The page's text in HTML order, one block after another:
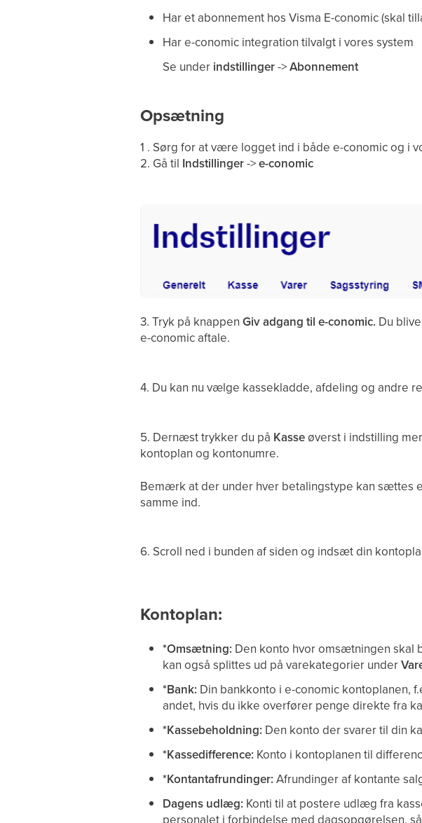
Har et abonnement hos Visma E-conomic (skal
Har e-conomic integration tilvalgt i vores system
Se under indstillinger->Abonnement
Opsætning
1 . Sørg for at være logget ind i både e-conomic og i
2. Gå til Indstillinger->e-conomic
3. Tryk på knappen Giv adgang til e-conomic. Du
e-conomic aftale.
4. Du kan nu vælge kassekladde, afdeling og andre
5. Dernæst trykker du på Kasseøverst i indstilling
kontoplan og kontonumre.
Bemærk at der under hver betalingstype kan sættes
samme ind.
6. Scroll ned i bunden af siden og indsæt din
Kontoplan:
*Omsætning: Den konto hvor omsætningen skal
kan også splittes ud på varekategorier under
*Bank: Din bankkonto i e-conomic kontoplanen,
andet, hvis du ikke overfører penge direkte fra
*Kassebeholdning: Den konto der svarer til din
*Kassedifference: Konto i kontoplanen til
*Kontantafrundinger: Afrundinger af kontante
Dagens udlæg: Konti til at postere udlæg fra